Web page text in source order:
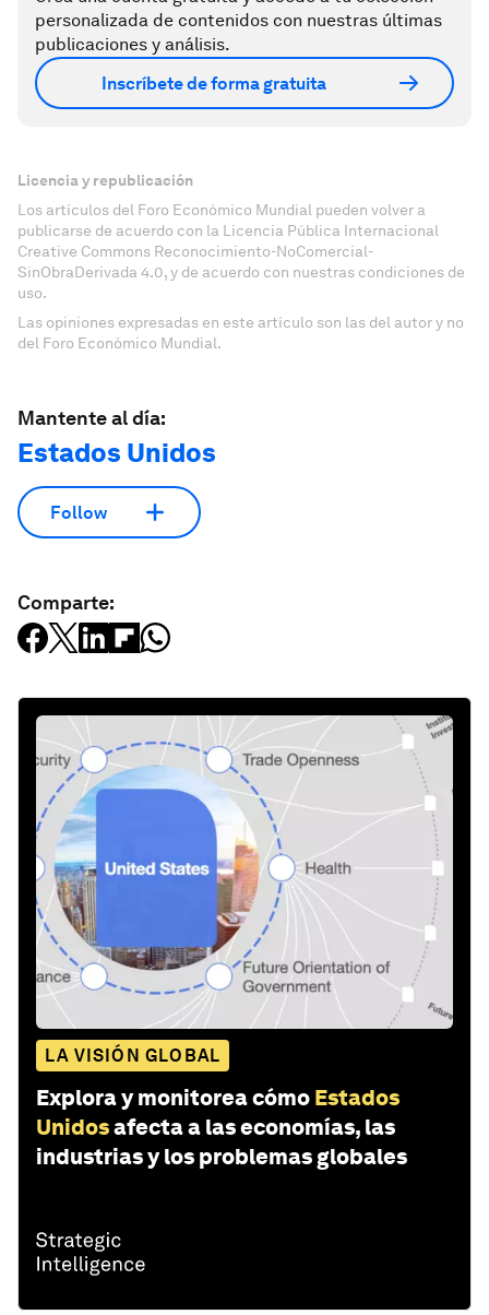
personalizada de contenidos con nuestras últimas
publicaciones y análisis.
Inscríbete de forma gratuita
Licencia y republicación
Los artículos del Foro Económico Mundial pueden volver a
publicarse de acuerdo con la Licencia Pública Internacional
Creative Commons Reconocimiento-NoComercial-
SinObraDerivada 4.0, y de acuerdo con nuestras condiciones de
uso.
Las opiniones expresadas en este artículo son las del autor y no
del Foro Económico Mundial.
Mantente al día:
Estados Unidos
Follow
Comparte:
LA VISIÓN GLOBAL
Explora y monitorea cómo Estados
Unidosafecta a las economías, las
industrias y los problemas globales